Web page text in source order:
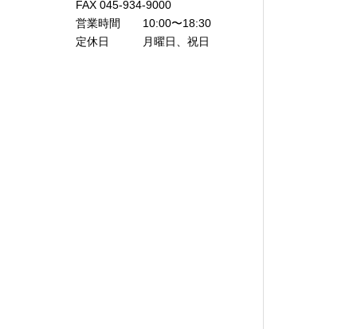
FAX 045-934-9000
営業時間 10:00〜18:30
定休日 月曜日、祝日